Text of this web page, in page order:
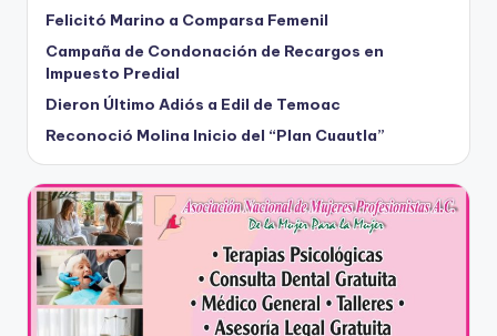
Felicitó Marino a Comparsa Femenil
Campaña de Condonación de Recargos en
Impuesto Predial
Dieron Último Adiós a Edil de Temoac
Reconoció Molina Inicio del “Plan Cuautla”